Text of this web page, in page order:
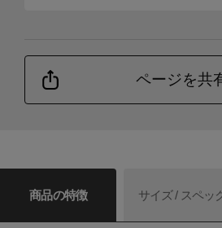
ページを共
商品の特徴 サイズ / スペッ